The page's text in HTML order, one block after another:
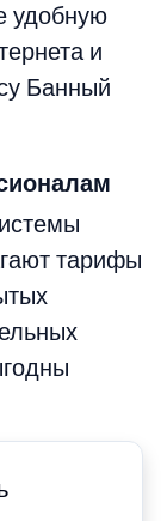
удобную
и
Банный
тарифы